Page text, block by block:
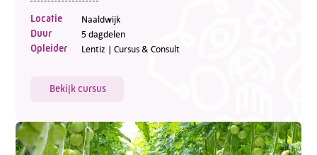
Locatie Naaldwijk
Duur 5 dagdelen
Opleider Lentiz | Cursus & Consult
Bekijk cursus